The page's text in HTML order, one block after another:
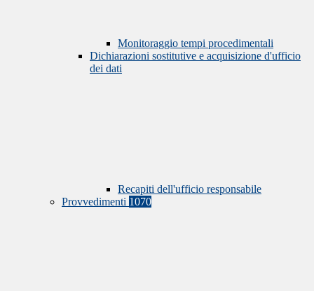
Monitoraggio tempi procedimentali
Dichiarazioni sostitutive e acquisizione d'ufficio
dei dati
Recapiti dell'ufficio responsabile
Provvedimenti 1070